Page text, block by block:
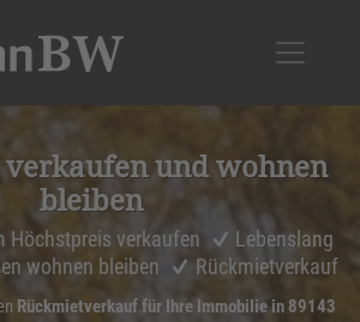
und wohnen
bleiben
Höchstpreis verkaufen
Lebenslang
wohnen bleiben
Rückmietverkauf
Rückmietverkauf für Ihre Immobilie in 89143